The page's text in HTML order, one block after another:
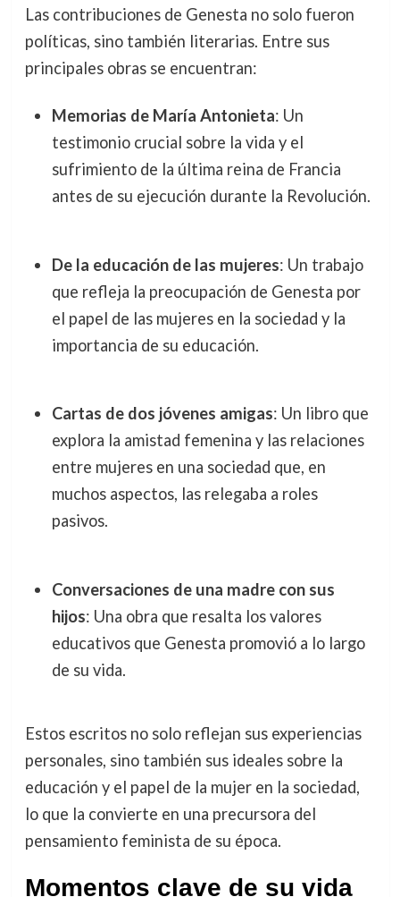
Las contribuciones de Genesta no solo fueron
políticas, sino también literarias. Entre sus
principales obras se encuentran:
Memorias de María Antonieta: Un
testimonio crucial sobre la vida y el
sufrimiento de la última reina de Francia
antes de su ejecución durante la Revolución.
De la educación de las mujeres: Un trabajo
que refleja la preocupación de Genesta por
el papel de las mujeres en la sociedad y la
importancia de su educación.
Cartas de dos jóvenes amigas: Un libro que
explora la amistad femenina y las relaciones
entre mujeres en una sociedad que, en
muchos aspectos, las relegaba a roles
pasivos.
Conversaciones de una madre con sus
hijos: Una obra que resalta los valores
educativos que Genesta promovió a lo largo
de su vida.
Estos escritos no solo reflejan sus experiencias
personales, sino también sus ideales sobre la
educación y el papel de la mujer en la sociedad,
lo que la convierte en una precursora del
pensamiento feminista de su época.
Momentos clave de su vida